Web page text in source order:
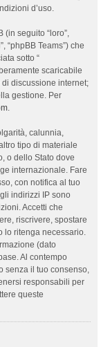
d’uso.
(in seguito “loro”,
“phpBB Teams”) che
sotto “
scaricabile
discussione internet;
gestione. Per
.
calunnia,
tipo di materiale
o dello Stato dove
internazionale. Fare
con notifica al tuo
indirizzi IP sono
Accetti che
riscrivere, spostare
lo ritenga necessario.
(dato
Al contempo
senza il tuo consenso,
responsabili per
queste